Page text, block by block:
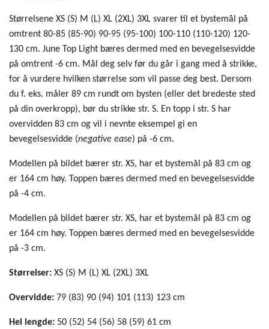
Størrelsene XS (S) M (L) XL (2XL) 3XL svarer til et bystemål på
omtrent 80-85 (85-90) 90-95 (95-100) 100-110 (110-120) 120-
130 cm. June Top Light bæres dermed med en bevegelsesvidde
på omtrent -6 cm. Mål deg selv før du går i gang med å strikke,
for å vurdere hvilken størrelse som vil passe deg best. Dersom
du f. eks. måler 89 cm rundt om bysten (eller det bredeste sted
på din overkropp), bør du strikke str. S. En topp i str. S har
overvidden 83 cm og vil i nevnte eksempel gi en
bevegelsesvidde (negative ease) på -6 cm.
Modellen på bildet bærer str. XS, har et bystemål på 83 cm og
er 164 cm høy. Toppen bæres dermed med en bevegelsesvidde
på -4 cm.
Modellen på bildet bærer str. XS, har et bystemål på 83 cm og
er 164 cm høy. Toppen bæres dermed med en bevegelsesvidde
på -3 cm.
Størrelser: XS (S) M (L) XL (2XL) 3XL
Overvidde: 79 (83) 90 (94) 101 (113) 123 cm
Hel lengde: 50 (52) 54 (56) 58 (59) 61 cm